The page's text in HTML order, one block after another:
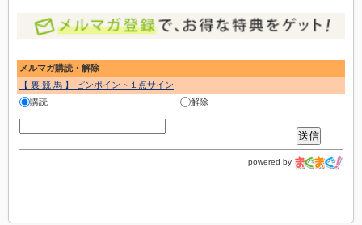
メルマガ購読・解除
【 裏 競 馬 】 ピンポイント１点サイン
購読
解除
powered by